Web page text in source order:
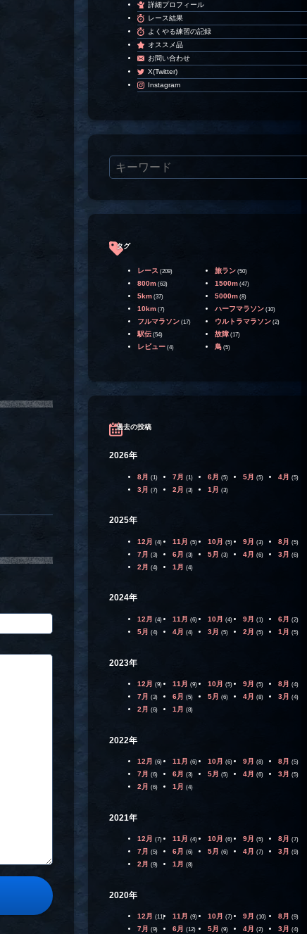
詳細プロフィール
レース結果
よくやる練習の記録
オススメ品
お問い合わせ
X(Twitter)
Instagram
タグ
レース (209) 旅ラン (50)
800m (63) 1500m (47)
5km (37) 5000m (8)
10km (7) ハーフマラソン (10)
フルマラソン (17) ウルトラマラソン (2)
駅伝 (54) 故障 (17)
レビュー (4) 鳥 (5)
過去の投稿
2026年
8月 (1) 7月 (1) 6月 (5) 5月 (5) 4月 (5)
3月 (7) 2月 (3) 1月 (3)
2025年
12月 (4) 11月 (5) 10月 (5) 9月 (3) 8月 (5)
7月 (3) 6月 (3) 5月 (3) 4月 (6) 3月 (6)
2月 (4) 1月 (4)
2024年
12月 (4) 11月 (6) 10月 (4) 9月 (1) 6月 (2)
5月 (4) 4月 (4) 3月 (5) 2月 (5) 1月 (5)
2023年
12月 (9) 11月 (9) 10月 (5) 9月 (5) 8月 (4)
7月 (3) 6月 (5) 5月 (6) 4月 (8) 3月 (4)
2月 (6) 1月 (8)
2022年
12月 (6) 11月 (6) 10月 (6) 9月 (8) 8月 (5)
7月 (6) 6月 (3) 5月 (5) 4月 (6) 3月 (5)
2月 (6) 1月 (4)
2021年
12月 (7) 11月 (4) 10月 (6) 9月 (5) 8月 (7)
7月 (5) 6月 (6) 5月 (6) 4月 (7) 3月 (9)
2月 (9) 1月 (8)
2020年
12月 (11) 11月 (9) 10月 (7) 9月 (10) 8月 (9)
7月 (9) 6月 (12) 5月 (9) 4月 (2) 3月 (4)